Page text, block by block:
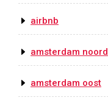
airbnb
amsterdam noord
amsterdam oost